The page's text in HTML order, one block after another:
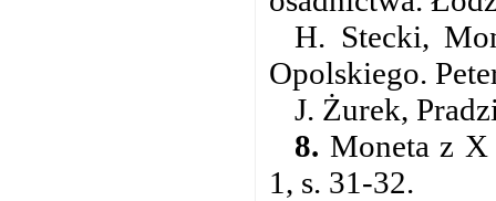
H. Stecki,
Opolskiego.
J. Żurek,
8. Moneta z X
1, s. 31-32.